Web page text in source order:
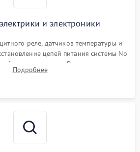
и электроники
реле, датчиков температуры и
цепей питания системы No
и вентилятор. Ремонт или замена
при сбоях алгоритмов.
Подробнее